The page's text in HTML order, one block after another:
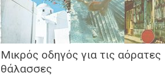
Μικρός οδηγός για τις αόρατες
θάλασσες